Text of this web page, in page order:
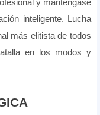
y manténgase
inteligente. Lucha
más elitista de todos
en los modos y